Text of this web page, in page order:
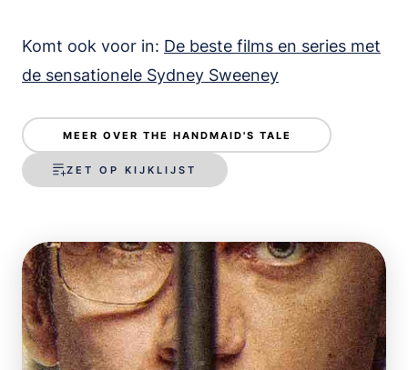
Komt ook voor in: De beste films en series met
de sensationele Sydney Sweeney
MEER OVER THE HANDMAID'S TALE
ZET OP KIJKLIJST